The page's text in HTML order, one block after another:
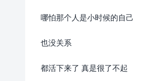
哪怕那个人是小时候的自己
也没关系
都活下来了 真是很了不起